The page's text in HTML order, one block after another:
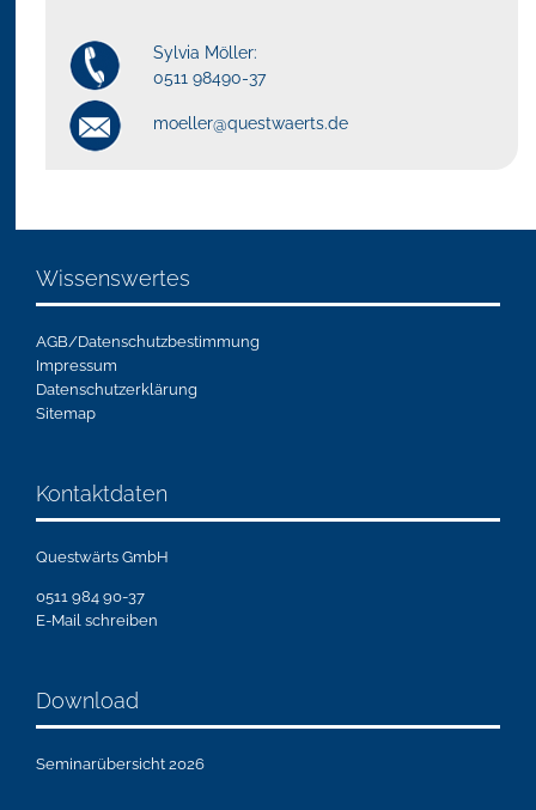
Sylvia Möller:
0511 98490-37
moeller@questwaerts.de
Wissenswertes
AGB/Datenschutzbestimmung
Impressum
Datenschutzerklärung
Sitemap
Kontaktdaten
Questwärts GmbH
0511 984 90-37
E-Mail schreiben
Download
Seminarübersicht 2026